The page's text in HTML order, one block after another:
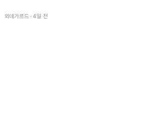
외데가르드 · 4일 전